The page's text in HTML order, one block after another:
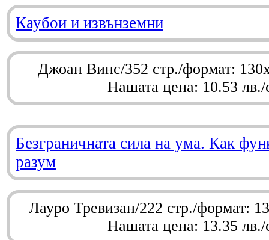
Каубои и извънземни
Джоан Винс/352 стр./формат:
Нашата цена: 10.53 лв./
Безграничната сила на ума. Как
разум
Лауро Тревизан/222 стр./формат:
Нашата цена: 13.35 лв./